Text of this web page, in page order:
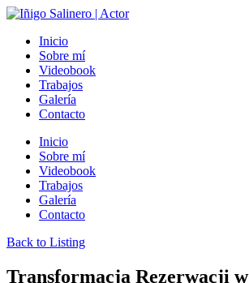
Inicio
Sobre mí
Videobook
Trabajos
Galería
Contacto
Inicio
Sobre mí
Videobook
Trabajos
Galería
Contacto
Back to Listing
Transformacja Rezerwacji w